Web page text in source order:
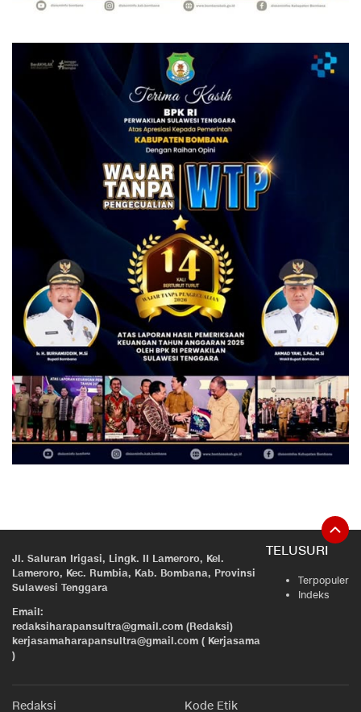
Jl. Saluran Irigasi, Lingk. II Lameroro, Kel.
Lameroro, Kec. Rumbia, Kab. Bombana, Provinsi
Sulawesi Tenggara
Email:
redaksiharapansultra@gmail.com (Redaksi)
kerjasamaharapansultra@gmail.com ( Kerjasama
)
TELUSURI
Terpopuler
Indeks
Redaksi Kode Etik